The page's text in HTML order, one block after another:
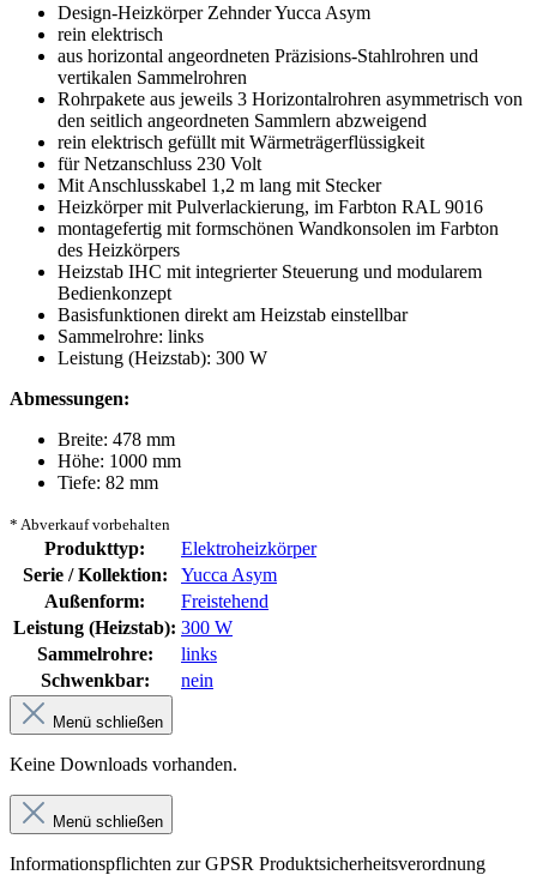
Design-Heizkörper Zehnder Yucca Asym
rein elektrisch
aus horizontal angeordneten Präzisions-Stahlrohren und
vertikalen Sammelrohren
Rohrpakete aus jeweils 3 Horizontalrohren asymmetrisch von
den seitlich angeordneten Sammlern abzweigend
rein elektrisch gefüllt mit Wärmeträgerflüssigkeit
für Netzanschluss 230 Volt
Mit Anschlusskabel 1,2 m lang mit Stecker
Heizkörper mit Pulverlackierung, im Farbton RAL 9016
montagefertig mit formschönen Wandkonsolen im Farbton
des Heizkörpers
Heizstab IHC mit integrierter Steuerung und modularem
Bedienkonzept
Basisfunktionen direkt am Heizstab einstellbar
Sammelrohre: links
Leistung (Heizstab): 300 W
Abmessungen:
Breite: 478 mm
Höhe: 1000 mm
Tiefe: 82 mm
* Abverkauf vorbehalten
Produkttyp:
Elektroheizkörper
Serie / Kollektion:
Yucca Asym
Außenform:
Freistehend
Leistung (Heizstab): 300 W
Sammelrohre:
links
Schwenkbar:
nein
Menü schließen
Keine Downloads vorhanden.
Menü schließen
Informationspflichten zur GPSR Produktsicherheitsverordnung